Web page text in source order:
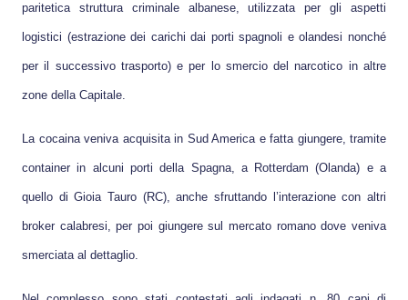
paritetica struttura criminale albanese, utilizzata per gli aspetti
logistici (estrazione dei carichi dai porti spagnoli e olandesi nonché
per il successivo trasporto) e per lo smercio del narcotico in altre
zone della Capitale.
La cocaina veniva acquisita in Sud America e fatta giungere, tramite
container in alcuni porti della Spagna, a Rotterdam (Olanda) e a
quello di Gioia Tauro (RC), anche sfruttando l’interazione con altri
broker calabresi, per poi giungere sul mercato romano dove veniva
smerciata al dettaglio.